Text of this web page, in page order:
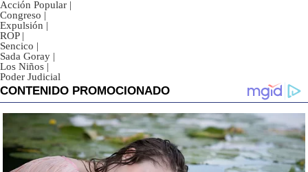
Acción Popular |
Congreso |
Expulsión |
ROP |
Sencico |
Sada Goray |
Los Niños |
Poder Judicial